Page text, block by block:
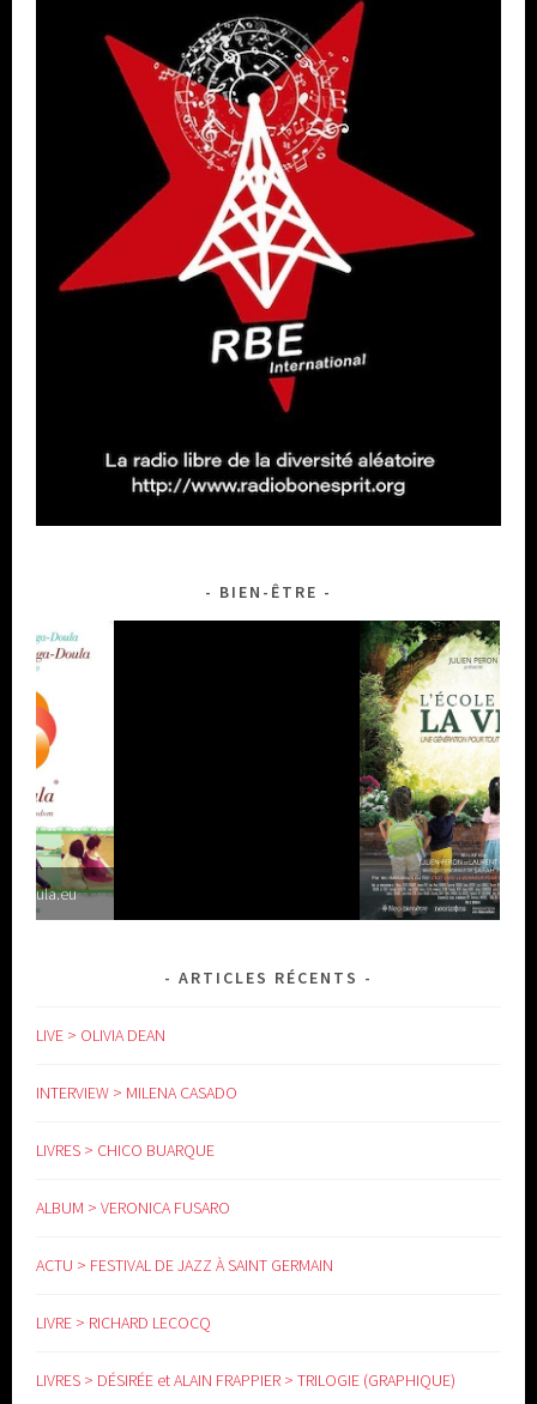
BIEN-ÊTRE
ARTICLES RÉCENTS
LIVE > OLIVIA DEAN
INTERVIEW > MILENA CASADO
LIVRES > CHICO BUARQUE
ALBUM > VERONICA FUSARO
ACTU > FESTIVAL DE JAZZ À SAINT GERMAIN
LIVRE > RICHARD LECOCQ
LIVRES > DÉSIRÉE et ALAIN FRAPPIER > TRILOGIE (GRAPHIQUE)